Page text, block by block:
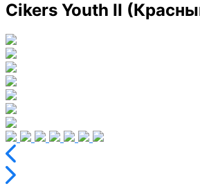
Cikers Youth II